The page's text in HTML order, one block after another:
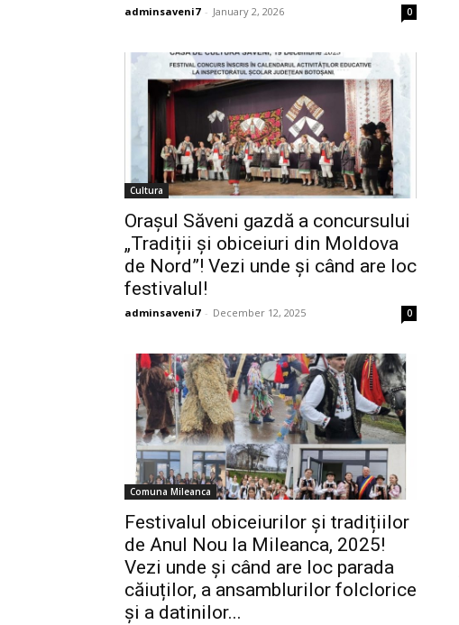
adminsaveni7 - January 2, 2026 0
Cultura
Orașul Săveni gazdă a concursului
„Tradiții și obiceiuri din Moldova
de Nord”! Vezi unde și când are loc
festivalul!
adminsaveni7 - December 12, 2025 0
Comuna Mileanca
Festivalul obiceiurilor și tradițiilor
de Anul Nou la Mileanca, 2025!
Vezi unde și când are loc parada
căiuților, a ansamblurilor folclorice
și a datinilor...